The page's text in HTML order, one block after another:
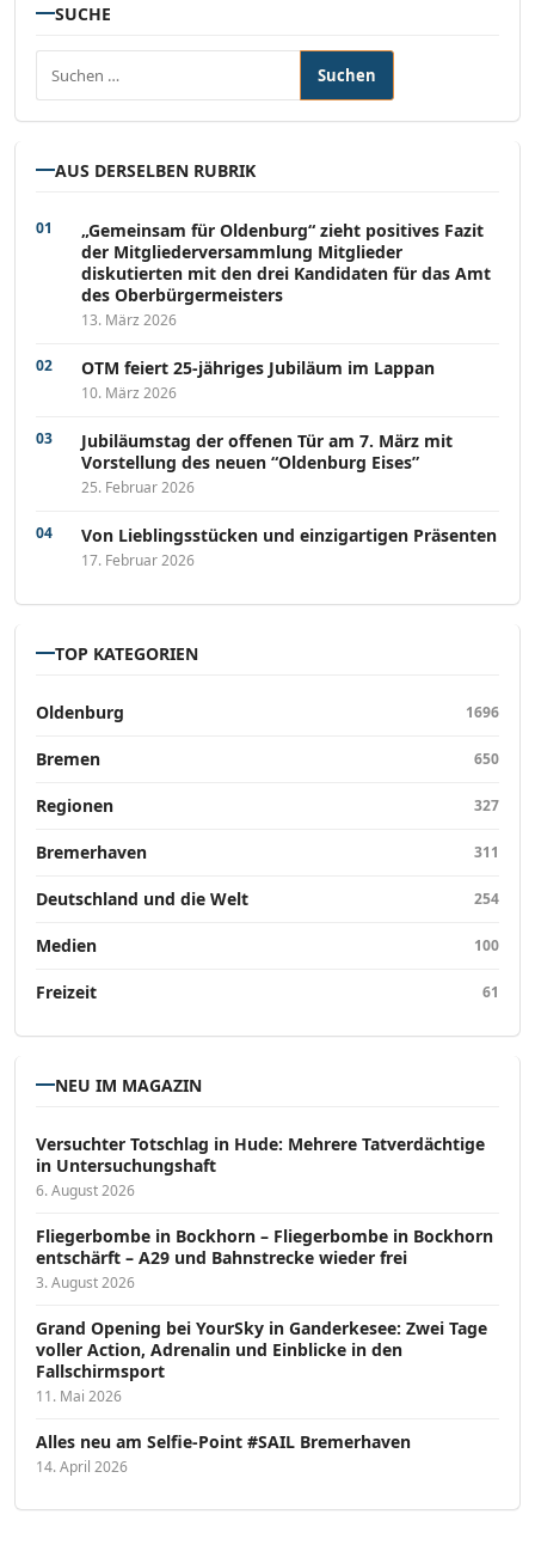
SUCHE
AUS DERSELBEN RUBRIK
„Gemeinsam für Oldenburg“ zieht positives Fazit
der Mitgliederversammlung Mitglieder
diskutierten mit den drei Kandidaten für das Amt
des Oberbürgermeisters
13. März 2026
OTM feiert 25-jähriges Jubiläum im Lappan
10. März 2026
Jubiläumstag der offenen Tür am 7. März mit
Vorstellung des neuen “Oldenburg Eises”
25. Februar 2026
Von Lieblingsstücken und einzigartigen Präsenten
17. Februar 2026
TOP KATEGORIEN
Oldenburg 1696
Bremen 650
Regionen 327
Bremerhaven 311
Deutschland und die Welt 254
Medien 100
Freizeit 61
NEU IM MAGAZIN
Versucht­er Totschlag in Hude: Mehrere Tatverdächtige
in Untersuchungshaft
6. August 2026
Fliegerbombe in Bockhorn – Fliegerbombe in Bockhorn
entschärft – A29 und Bahnstrecke wieder frei
3. August 2026
Grand Opening bei YourSky in Ganderkesee: Zwei Tage
voller Action, Adrenalin und Einblicke in den
Fallschirmsport
11. Mai 2026
Alles neu am Selfie-Point #SAIL Bremerhaven
14. April 2026